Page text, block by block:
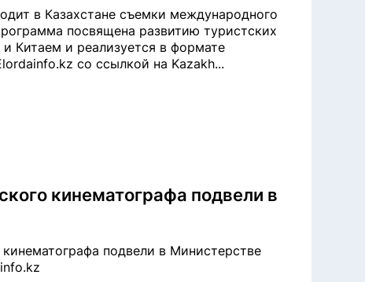
в Казахстане съемки международного
посвящена развитию туристских
Китаем и реализуется в формате
со ссылкой на Kazakh...
кинематографа подвели в
подвели в Министерстве